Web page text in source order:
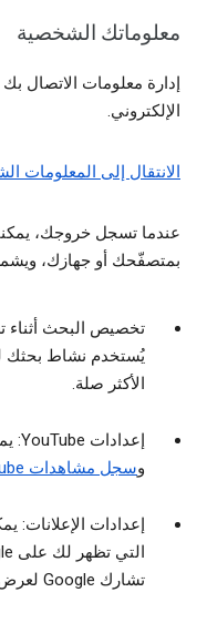
معلوماتك الشخصية
إدارة معلومات الاتصال
الإلكتروني.
الانتقال إلى المعلومات
عندما تسجل خروجك،
بمتصفّحك أو جهازك،
تخصيص البحث أثناء
يُستخدم نشاط بحثك
الأكثر صلة.
إعدادات YouTube: يمكنك إيقاف
وسجل مشاهدات YouTube
إعدادات الإعلانات:
تشارك Google لعرض الإعلانات.